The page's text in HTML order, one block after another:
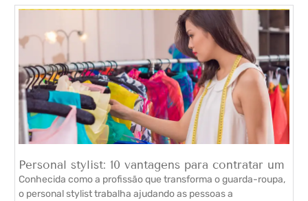
Personal stylist: 10 vantagens para contratar um
Conhecida como a profissão que transforma o guarda-roupa,
o personal stylist trabalha ajudando as pessoas a